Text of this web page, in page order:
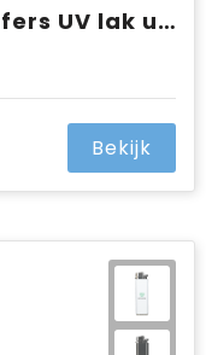
Luciferdoosje met 11 lucifers UV lak uitvoering met full colour opdruk
Bekijk